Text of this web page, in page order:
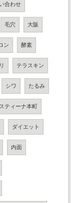
合わせ
毛穴 大阪
ン 酵素
テラスキン
シワ たるみ
ティーナ本町
ダイエット
内面